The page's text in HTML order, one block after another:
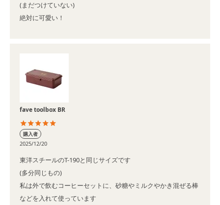
(まだつけていない)
絶対に可愛い！
fave toolbox BR
購入者
2025/12/20
東洋スチールのT-190と同じサイズです
(多分同じもの)
私は外で飲むコーヒーセットに、砂糖やミルクやかき混ぜる棒
などを入れて使っています